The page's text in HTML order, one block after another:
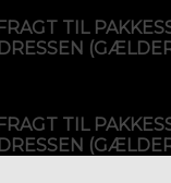
TIL
TIL